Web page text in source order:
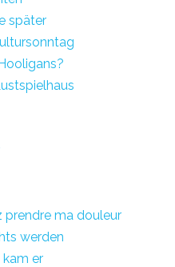
später
prendre ma douleur
werden
er